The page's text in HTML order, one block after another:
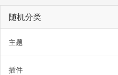
随机分类
主题
插件